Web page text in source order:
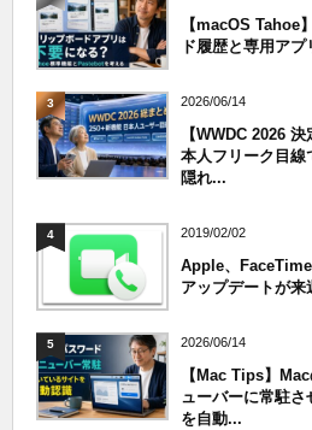
【macOS
ド履歴と専用ア
3 2026/06/14
【WWDC 2026
本人フリーク目線
隠れ...
4 2019/02/02
Apple、
アップデートが
5 2026/06/14
【Mac Tips】
ューバーに常駐さ
を自動...